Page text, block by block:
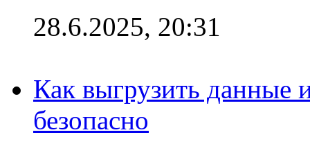
28.6.2025, 20:31
Как выгрузить данные
безопасно